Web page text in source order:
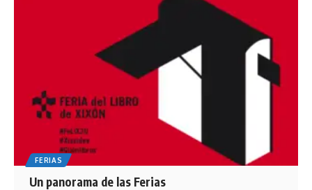
FERIAS
Un panorama de las Ferias